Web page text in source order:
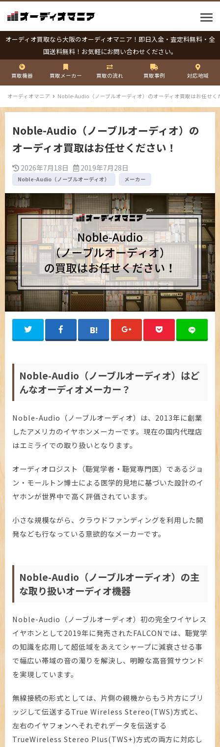
オーディオ買取なら大阪のオーディオマニア！即日入金・査定料無料・全
国送料無料！お気軽にお問い合わせください。
買取機器 買取メーカー 買取の流れ 買取事例 対応地域
オーディオマニア Noble-Audio（ノーブルオーディオ）のオーディオ買取はお任せく
Noble-Audio（ノーブルオーディオ）の
オーディオ買取はお任せください！
2026年7月18日 2019年7月28日
Noble-Audio（ノーブルオーディオ） メーカー
Noble-Audio（ノーブルオーディオ）はど
んなオーディオメーカー？
Noble-Audio（ノーブルオーディオ）は、2013年に創業
したアメリカのイヤホンメーカーです。現在の国内代理店
はエミライでの取り扱いとなります。
オーディオロジスト（聴覚学者・聴覚専門医）であるジョ
ン・モールトン博士による医学的見地に基づいた設計のイ
ヤホンが世界中で高く評価されています。
小さな規模ながら、クラウドファンディングを利用した開
発なども行なっている意欲的なメーカーです。
Noble-Audio（ノーブルオーディオ）の主
な取り扱いオーディオ機器
Noble-Audio（ノーブルオーディオ）初の完全ワイヤレス
イヤホンとして2019年に発売されたFALCONでは、聴覚学
の知識を応用して超低域をあえてシャープに減衰させる事
で幅広い帯域の音の濁りを解決し、明瞭な高音質サウンド
を実現しています。
無線接続の形式としては、片側の親機からもう片方にブリ
ッジして伝送するTrue Wireless Stereo(TWS)方式と、
左右のイヤフォンへそれぞれデータを伝送する
TrueWireless Stereo Plus(TWS+)方式の両方に対応し